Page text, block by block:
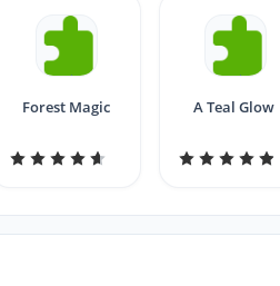
Forest Magic A Teal Glow